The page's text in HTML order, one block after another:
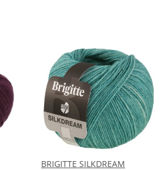
BRIGITTE SILKDREAM